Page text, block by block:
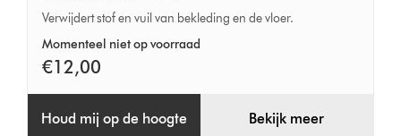
te
verwijderen
breed
mondstuk
Verwijdert stof en vuil van bekleding en de vloer.
Momenteel niet op voorraad
€12,00
Houd mij op de hoogte Bekijk meer